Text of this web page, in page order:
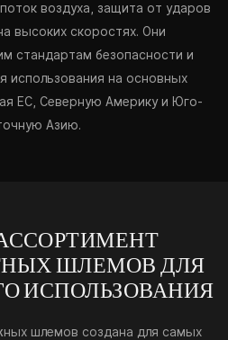
воздуха, защита от ударов
высоких скоростях. Они
стандартам безопасности и
использования на основных
ЕС, Северную Америку и Юго-
Азию.
ШЛЕМОВ ДЛЯ
ИСПОЛЬЗОВАНИЯ
шлемов создана для самых